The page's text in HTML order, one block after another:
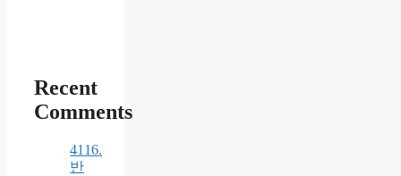
Recent
Comments
4116.
반